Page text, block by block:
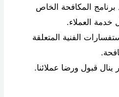
المكافحة الخاص
خدمة العملاء.
الفنية المتعلقة
ينال قبول ورضا عملائنا.